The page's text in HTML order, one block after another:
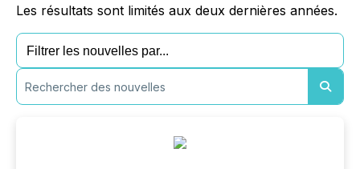
Les résultats sont limités aux deux dernières années.